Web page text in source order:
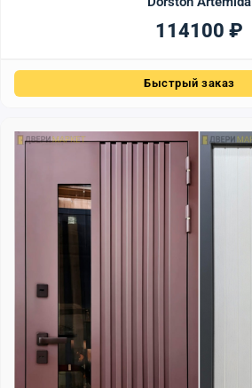
114100 ₽
Быстрый заказ